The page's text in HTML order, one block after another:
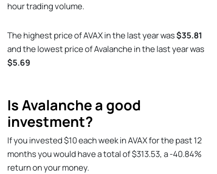
hour trading volume.
The highest price of AVAX in the last year was$35.81
and the lowest price of Avalanche in the last year was
$5.69
Is Avalanche a good
investment?
If you invested $10 each week in AVAX for the past 12
months you would have a total of $313.53, a -40.84%
return on your money.